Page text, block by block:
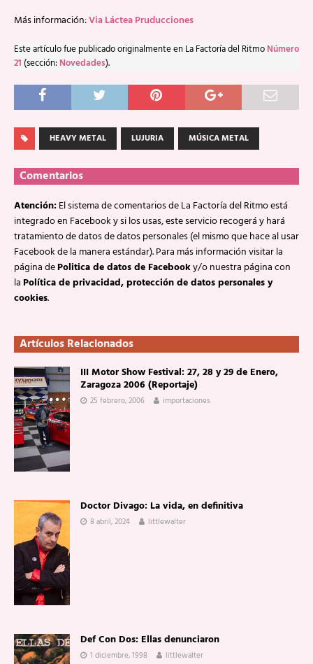
Más información:Via Láctea Pruducciones
Este artículo fue publicado originalmente en La Factoría del Ritmo Número
21 (sección: Novedades).
HEAVY METAL LUJURIA MÚSICA METAL
Comentarios
Atención:El sistema de comentarios de La Factoría del Ritmo está
integrado en Facebook y si los usas, este servicio recogerá y hará
tratamiento de datos de datos personales (el mismo que hace al usar
Facebook de la manera estándar). Para más información visitar la
página dePolitica de datos de Facebooky/o nuestra página con
laPolítica de privacidad, protección de datos personales y
cookies.
Artículos Relacionados
III Motor Show Festival: 27, 28 y 29 de Enero,
Zaragoza 2006 (Reportaje)
25 febrero, 2006 importaciones
Doctor Divago: La vida, en definitiva
8 abril, 2024 littlewalter
Def Con Dos: Ellas denunciaron
1 diciembre, 1998 littlewalter